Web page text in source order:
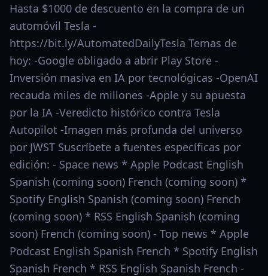
Hasta $1000 de descuento en la compra de un
automóvil Tesla -
https://bit.ly/AutomatedDailyTesla Temas de
hoy: -Google obligado a abrir Play Store -
Inversión masiva en IA por tecnológicas -OpenAI
recauda miles de millones -Apple y su apuesta
por la IA -Veredicto histórico contra Tesla
Autopilot -Imagen más profunda del universo
por JWST Suscríbete a fuentes específicas por
edición: - Space news * Apple Podcast English
Spanish (coming soon) French (coming soon) *
Spotify English Spanish (coming soon) French
(coming soon) * RSS English Spanish (coming
soon) French (coming soon) - Top news * Apple
Podcast English Spanish French * Spotify English
Spanish French * RSS English Spanish French -